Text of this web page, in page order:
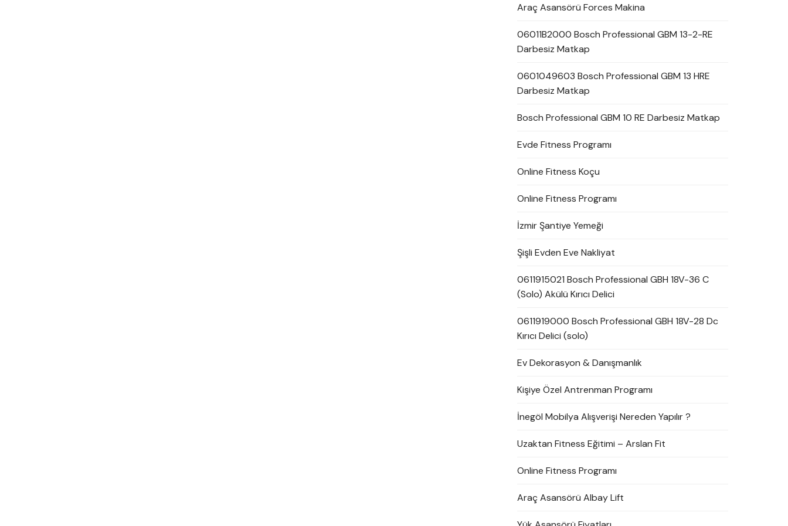
Araç Asansörü Forces Makina
06011B2000 Bosch Professional GBM 13-2-RE
Darbesiz Matkap
0601049603 Bosch Professional GBM 13 HRE
Darbesiz Matkap
Bosch Professional GBM 10 RE Darbesiz Matkap
Evde Fitness Programı
Online Fitness Koçu
Online Fitness Programı
İzmir Şantiye Yemeği
Şişli Evden Eve Nakliyat
0611915021 Bosch Professional GBH 18V-36 C
(Solo) Akülü Kırıcı Delici
0611919000 Bosch Professional GBH 18V-28 Dc
Kırıcı Delici (solo)
Ev Dekorasyon & Danışmanlık
Kişiye Özel Antrenman Programı
İnegöl Mobilya Alışverişi Nereden Yapılır ?
Uzaktan Fitness Eğitimi – Arslan Fit
Online Fitness Programı
Araç Asansörü Albay Lift